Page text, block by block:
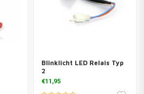
Blinklicht LED Relais Typ
2
€11,95